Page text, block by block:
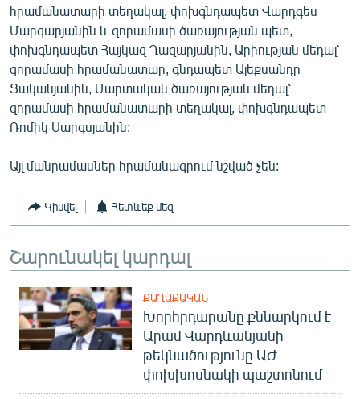
Հայերեն
English
Русский
ՀԵՏԵՎԵՔ ՄԵԶ
հրամանատարի տեղակալ, փոխգնդապետ Վարդգես
Մարգարյանին և զորամասի ծառայության պետ,
փոխգնդապետ Հայկազ Ղազարյանին, Արիության մեդալ՝
զորամասի հրամանատար, գնդապետ Ալեքսանդր
Ցականյանին, Մարտական ծառայության մեդալ՝
զորամասի հրամանատարի տեղակալ, փոխգնդապետ
Ռոմիկ Սարգսյանին:
Այլ մանրամասներ հրամանագրում նշված չեն:
Կիսվել Հետևեք մեզ
Շարունակել կարդալ
ՔԱՂԱՔԱԿԱՆ
Խորհրդարանը քննարկում է
Արամ Վարդևանյանի
թեկնածությունը ԱԺ
փոխխոսնակի պաշտոնում